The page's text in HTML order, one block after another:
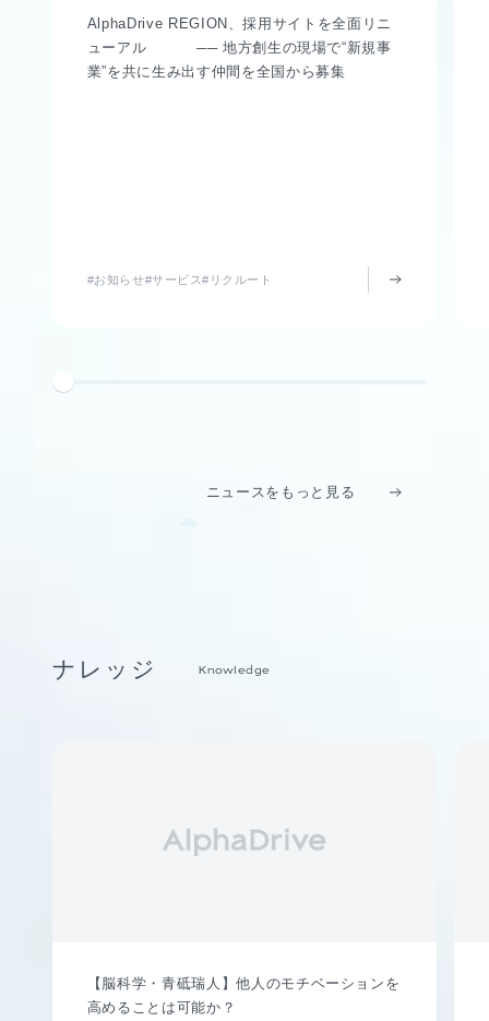
AlphaDrive REGION、採用サイトを全面リニ
ューアル ── 地方創生の現場で“新規事
業”を共に生み出す仲間を全国から募集
#お知らせ#サービス#リクルート
ニュースをもっと見る
ナレッジ Knowledge
【脳科学・青砥瑞人】他人のモチベーションを
高めることは可能か？